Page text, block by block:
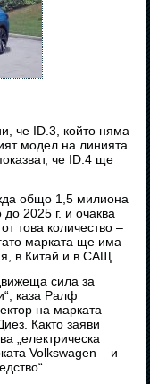
че ID.3, който няма
модел на линията
че ID.4 ще
общо 1,5 милиона
2025 г. и очаква
това количество –
марката ще има
в Китай и в САЩ
сила за
каза Ралф
на марката
Както заяви
„електрическа
Volkswagen – и